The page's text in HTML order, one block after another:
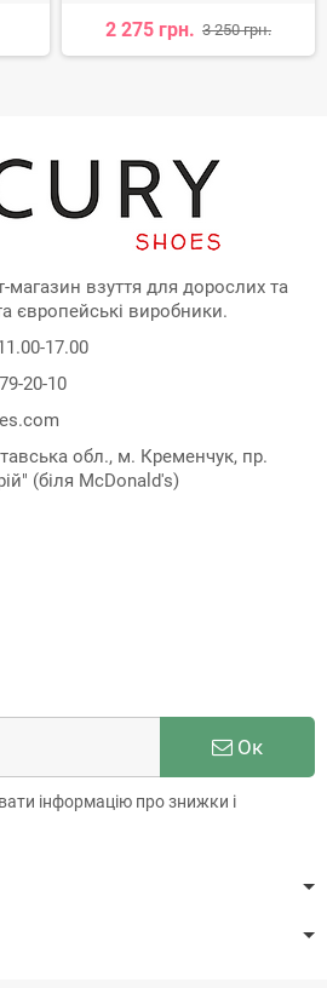
2 275 грн. 3 250 грн.
магазин взуття для дорослих та
європейські виробники.
17.00
20-10
обл., м. Кременчук, пр.
(біля McDonald's)
Ок
інформацію про знижки і